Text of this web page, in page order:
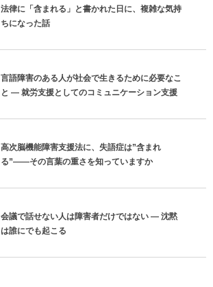
法律に「含まれる」と書かれた日に、複雑な気持
ちになった話
言語障害のある人が社会で生きるために必要なこ
と ― 就労支援としてのコミュニケーション支援
高次脳機能障害支援法に、失語症は”含まれ
る”——その言葉の重さを知っていますか
会議で話せない人は障害者だけではない ― 沈黙
は誰にでも起こる